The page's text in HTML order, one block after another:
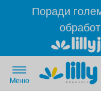
Прескачане към
Поради
Меню